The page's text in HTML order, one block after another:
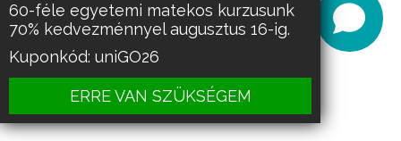
60-féle egyetemi matekos kurzusunk
70% kedvezménnyel augusztus 16-ig.
Kuponkód: uniGO26
ERRE VAN SZÜKSÉGEM